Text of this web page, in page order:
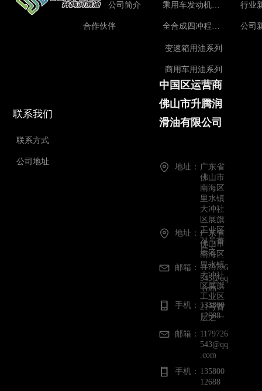
中国区运营商
佛山市升腾润
滑油有限公司
地址： 广东省
佛山市
南海区
里水镇
大冲社
区展旗
工业区
21号首
层之一
邮箱： 1179726
543@qq
.com
手机： 135800
12688
公司简介
合作伙伴
乘用车发动机油系列
全合成四冲程摩托车油
变速箱用油系列
公司
行业
公司地址
联系方式
联系我们
地址： 广东省
佛山市
南海区
里水镇
大冲社
区展旗
工业区
21号首
层之一
邮箱： 1179726
543@qq
.com
手机： 135800
12688
商用车用油系列